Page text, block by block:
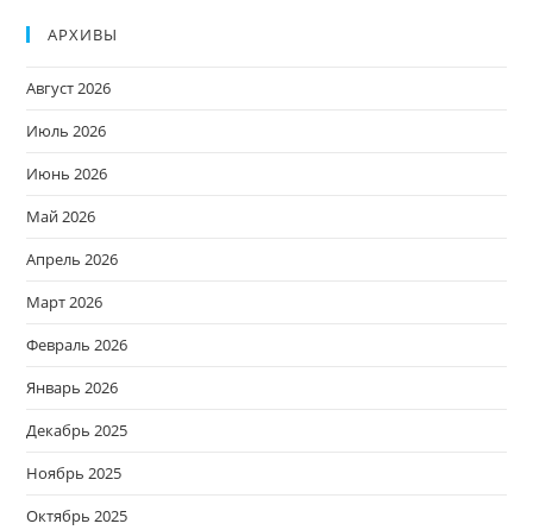
АРХИВЫ
Август 2026
Июль 2026
Июнь 2026
Май 2026
Апрель 2026
Март 2026
Февраль 2026
Январь 2026
Декабрь 2025
Ноябрь 2025
Октябрь 2025